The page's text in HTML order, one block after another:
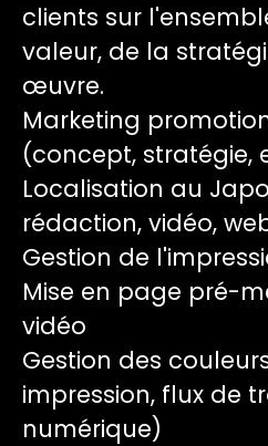
clients sur
valeur, de la
œuvre.
Marketing
(concept, stratégie,
Localisation au
rédaction, vidéo,
Gestion de
Mise en page pré-
vidéo
Gestion des
impression, flux de
numérique)